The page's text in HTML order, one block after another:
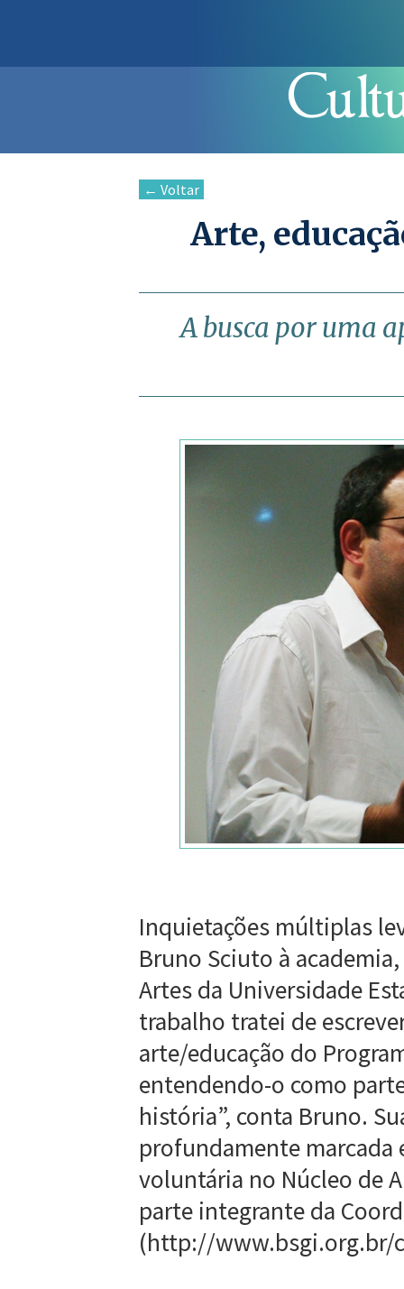
← Voltar
Arte,
A busca por uma
Inquietações múltiplas
Bruno Sciuto à
Artes da Universidade
trabalho tratei de
arte/educação do
entendendo-o como
história”, conta Bruno.
profundamente marcada
voluntária no Núcleo de
parte integrante da
(http://www.bsgi.org.br/